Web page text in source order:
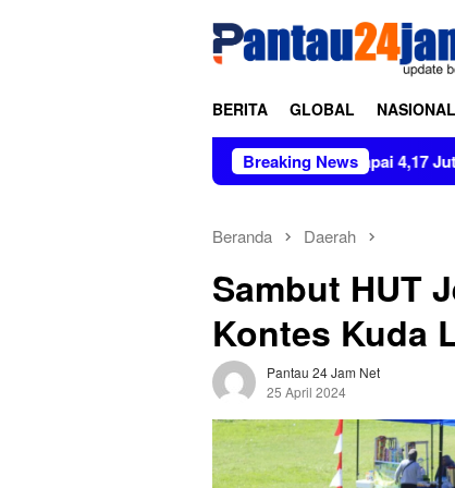
BERITA GLOBAL NASIONAL
Breaking News
Narkoba Capai 4,17 Juta Jiwa, BNNP Aceh Perkuat
Beranda Daerah
Sambut HUT
Kontes Kuda
Pantau 24 Jam Net
25 April 2024